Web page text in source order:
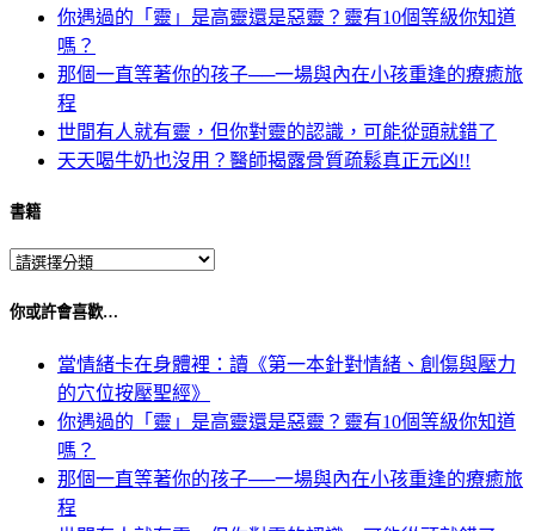
你遇過的「靈」是高靈還是惡靈？靈有10個等級你知道
嗎？
那個一直等著你的孩子──一場與內在小孩重逢的療癒旅
程
世間有人就有靈，但你對靈的認識，可能從頭就錯了
天天喝牛奶也沒用？醫師揭露骨質疏鬆真正元凶!!
書籍
你或許會喜歡…
當情緒卡在身體裡：讀《第一本針對情緒、創傷與壓力
的穴位按壓聖經》
你遇過的「靈」是高靈還是惡靈？靈有10個等級你知道
嗎？
那個一直等著你的孩子──一場與內在小孩重逢的療癒旅
程